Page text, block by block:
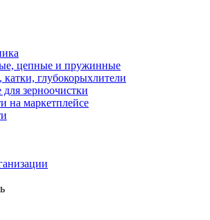
цепные и пружинные
катки, глубокорыхлители
зерноочистки
на маркетплейсе